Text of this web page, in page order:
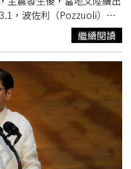
drive/folders/
，波佐利（Pozzuoli）、
民均明顯感受到震動。災情
震引發
，一棟建築部
，目前已有9棟建築被列為
少5名傷者送醫治療，不少
度過一夜。一名救難人員表
容有一名民眾能夠生還
府早在一年半前就已掌握山
善措施。義大利民防部長
籲民眾保持警戒，強調當
一定的風險。這起地震也重
繼續閱讀